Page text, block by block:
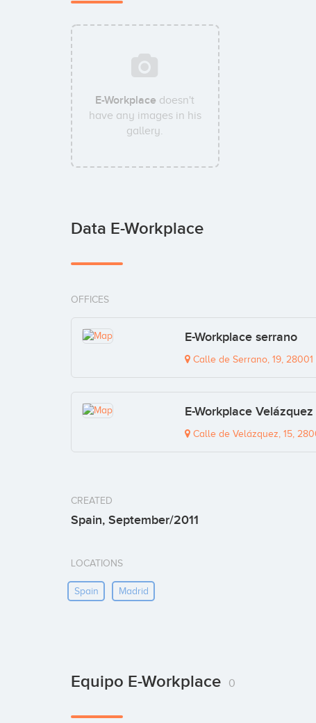
E-Workplace doesn't
have any images in his
gallery.
Data E-Workplace
OFFICES
E-Workplace serrano
Calle de Serrano, 19, 28001
E-Workplace Velázquez
Calle de Velázquez, 15,
CREATED
Spain, September/2011
LOCATIONS
Spain Madrid
Equipo E-Workplace 0